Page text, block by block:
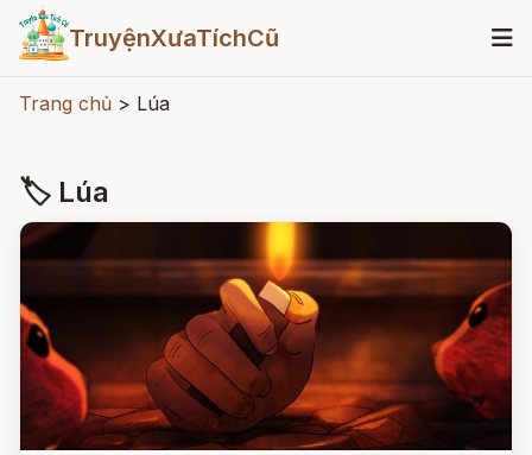
TruyệnXưaTíchCũ
Trang chủ > Lúa
🏷 Lúa